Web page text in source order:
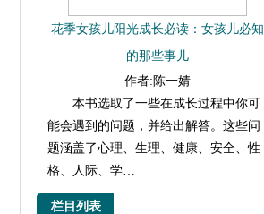
花季女孩儿阳光成长必读：女孩儿必知
的那些事儿
作者:陈一婧
本书选取了一些在成长过程中你可
能会遇到的问题，并给出解答。这些问
题涵盖了心理、生理、健康、安全、性
格、人际、学…
栏目列表